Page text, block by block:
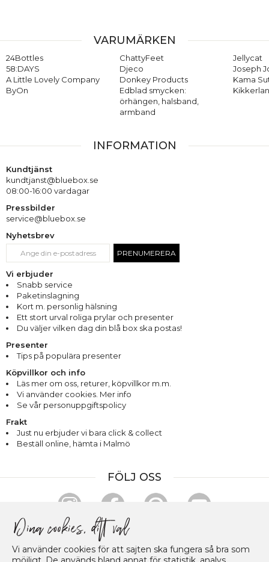
Vi använder cookies för att sajten ska fungera så bra som
VARUMÄRKEN
24Bottles
58:DAYS
A Little Lovely Company
ByOn
ChattyFeet
Djeco
Donkey Products
Edblad smycken:
örhängen, halsband,
armband
Jellycat
Joseph
Kama
INFORMATION
Kundtjänst
kundtjanst@bluebox.se
08:00-16:00 vardagar
Pressbilder
service@bluebox.se
Nyhetsbrev
PRENUMERERA
Vi erbjuder
Snabb service
Paketinslagning
Kort m. personlig hälsning
Ett stort urval roliga prylar och presenter
Du väljer vilken dag din blå box ska postas!
Presenter
Tips på populära presenter
Köpvillkor och info
Läs mer om oss returer köpvillkor m.m.
Vi använder cookies. Mer info
Se vår personuppgiftspolicy
Frakt
Just nu erbjuder vi bara click & collect
Beställ online, hämta i Malmö
FÖLJ OSS
HANDLA & BETALA TRYGGT